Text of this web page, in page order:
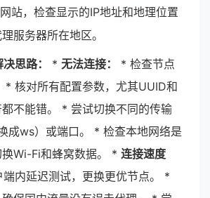
站，检查显示的IP地址和地理位置
服务器所在地区。
思路： * 无法连接：
* 检查节点
* 核对所有配置参数，尤其UUID和
不能错。 * 尝试切换不同的传输
成ws）或端口。 * 检查本地网络是
Wi-Fi和蜂窝数据。 * 连接速度
内延迟测试，更换更优节点。 *